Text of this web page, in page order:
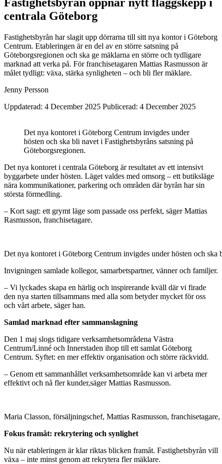
centrala Göteborg
Fastighetsbyrån har slagit upp dörrarna till sitt nya kontor i Göteborg
Centrum. Etableringen är en del av en större satsning på
Göteborgsregionen och ska ge mäklarna en större och tydligare
marknad att verka på. För franchisetagaren Mattias Rasmusson är
målet tydligt: växa, stärka synligheten – och bli fler mäklare.
Jenny Persson
Uppdaterad: 4 December 2025 Publicerad: 4 December 2025
Det nya kontoret i Göteborg Centrum invigdes under
hösten och ska bli navet i Fastighetsbyråns satsning på
Göteborgsregionen.
Det nya kontoret i centrala Göteborg är resultatet av ett intensivt
byggarbete under hösten. Läget valdes med omsorg – ett butiksläge
nära kommunikationer, parkering och områden där byrån har sin
största förmedling.
– Kort sagt: ett grymt läge som passade oss perfekt, säger Mattias
Rasmusson, franchisetagare.
Det nya kontoret i Göteborg Centrum invigdes under hösten och ska
Invigningen samlade kollegor, samarbetspartner, vänner och familjer.
– Vi lyckades skapa en härlig och inspirerande kväll där vi firade
den nya starten tillsammans med alla som betyder mycket för oss
och vårt arbete, säger han.
Samlad marknad efter sammanslagning
Den 1 maj slogs tidigare verksamhetsområdena Västra
Centrum/Linné och Innerstaden ihop till ett samlat Göteborg
Centrum. Syftet: en mer effektiv organisation och större räckvidd.
– Genom ett sammanhållet verksamhetsområde kan vi arbeta mer
effektivt och nå fler kunder,säger Mattias Rasmusson.
Maria Classon, försäljningschef, Mattias Rasmusson,
Fokus framåt: rekrytering och synlighet
Nu när etableringen är klar riktas blicken framåt. Fastighetsbyrån vill
växa – inte minst genom att rekrytera fler mäklare.